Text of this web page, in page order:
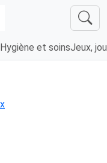
Hygiène et soinsJeux,